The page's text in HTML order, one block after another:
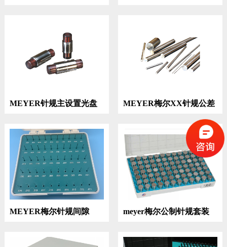
MEYER针规主设置光盘
MEYER梅尔XX针规公差
MEYER梅尔针规间隙
meyer梅尔公制针规套装